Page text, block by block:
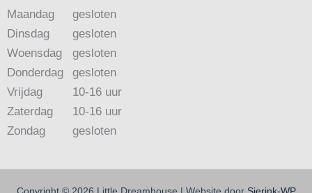
Maandag
Dinsdag
Woensdag
Donderdag
Vrijdag
Zaterdag
Zondag
gesloten
gesloten
gesloten
gesloten
10-16 uur
10-16 uur
gesloten